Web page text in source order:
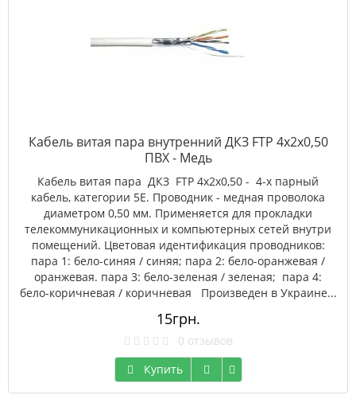
Кабель витая пара внутренний ДКЗ FTP 4x2x0,50
ПВХ - Медь
Кабель витая пара ДКЗ FTP 4x2x0,50 - 4-х парный
кабель, категории 5Е. Проводник - медная проволока
диаметром 0,50 мм. Применяется для прокладки
телекоммуникационных и компьютерных сетей внутри
помещений. Цветовая идентификация проводников:
пара 1: бело-синяя / синяя; пара 2: бело-оранжевая /
оранжевая. пара 3: бело-зеленая / зеленая; пара 4:
бело-коричневая / коричневая Произведен в Украине...
15грн.
0 отзывов
Купить